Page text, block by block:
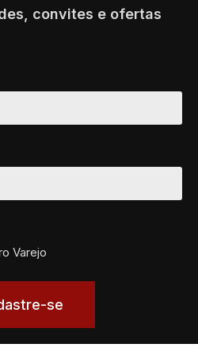
convites e ofertas
Varejo
se